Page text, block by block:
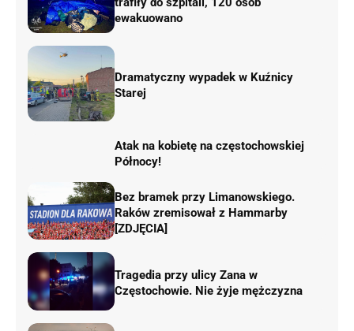
ewakuowano
Dramatyczny wypadek w Kuźnicy
Starej
Atak na kobietę na częstochowskiej
Północy!
Bez bramek przy Limanowskiego.
Raków zremisował z Hammarby
[ZDJĘCIA]
Tragedia przy ulicy Zana w
Częstochowie. Nie żyje mężczyzna